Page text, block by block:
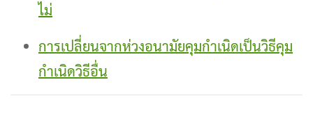
ไม่
การเปลี่ยนจากห่วงอนามัยคุมกำเนิดเป็นวิธีคุม
กำเนิดวิธีอื่น